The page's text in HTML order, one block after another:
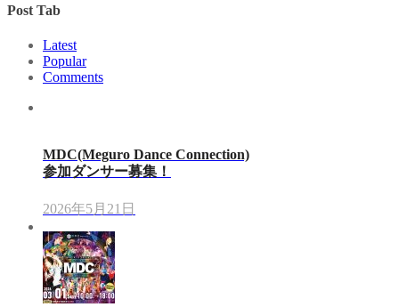
Post Tab
Latest
Popular
Comments
MDC(Meguro Dance Connection)
参加ダンサー募集！
2026年5月21日